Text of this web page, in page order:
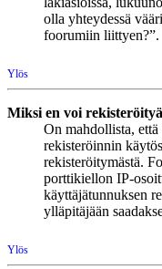
olla yhteydessä
foorumiin liittyen?”.
Ylös
Miksi en voi
On mahdollista,
rekisteröinnin
rekisteröitymästä.
porttikiellon IP-
käyttäjätunnuksen
ylläpitäjään
Ylös